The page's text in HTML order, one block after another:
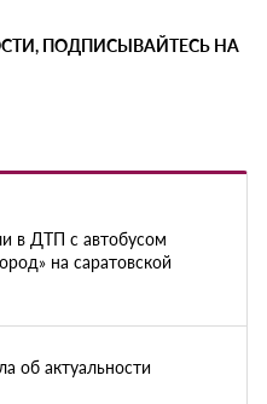
ПОДПИСЫВАЙТЕСЬ НА
в ДТП с автобусом
на саратовской
об актуальности